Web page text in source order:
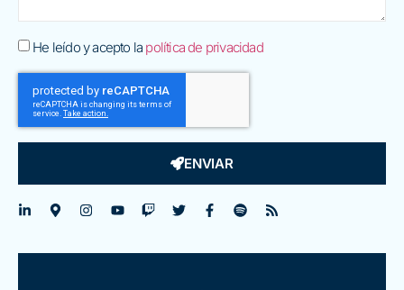
He leído y acepto la política de privacidad
ENVIAR